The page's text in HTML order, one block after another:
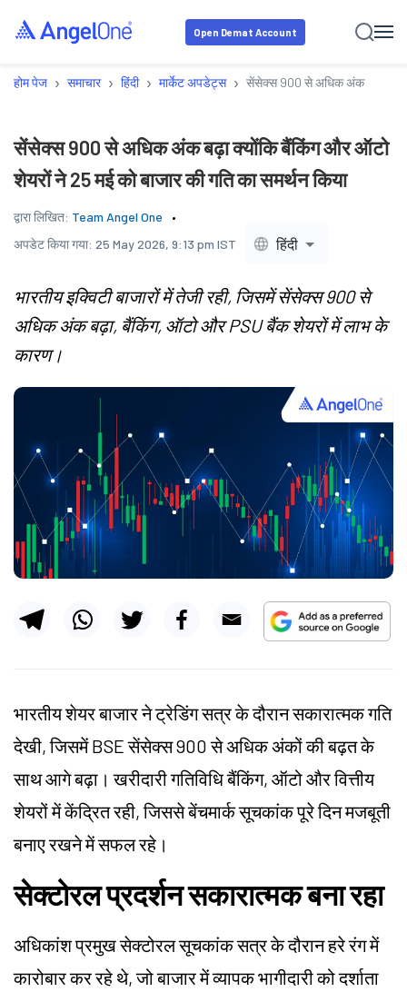
Open Demat Account
होम पेज › समाचार › हिंदी › मार्केट अपडेट्स › सेंसेक्स 900 से अधिक अंक बढ़ा
सेंसेक्स 900 से अधिक अंक बढ़ा क्योंकि बैंकिंग और ऑटो
शेयरों ने 25 मई को बाजार की गति का समर्थन किया
द्वारा लिखित: Team Angel One
अपडेट किया गया: 25 May 2026, 9:13 pm IST हिंदी
भारतीय इक्विटी बाजारों में तेजी रही, जिसमें सेंसेक्स 900 से
अधिक अंक बढ़ा, बैंकिंग, ऑटो और PSU बैंक शेयरों में लाभ के
कारण।
भारतीय शेयर बाजार ने ट्रेडिंग सत्र के दौरान सकारात्मक गति
देखी, जिसमें BSE सेंसेक्स 900 से अधिक अंकों की बढ़त के
साथ आगे बढ़ा। खरीदारी गतिविधि बैंकिंग, ऑटो और वित्तीय
शेयरों में केंद्रित रही, जिससे बेंचमार्क सूचकांक पूरे दिन मजबूती
बनाए रखने में सफल रहे।
सेक्टोरल प्रदर्शन सकारात्मक बना रहा
अधिकांश प्रमुख सेक्टोरल सूचकांक सत्र के दौरान हरे रंग में
कारोबार कर रहे थे, जो बाजार में व्यापक भागीदारी को दर्शाता